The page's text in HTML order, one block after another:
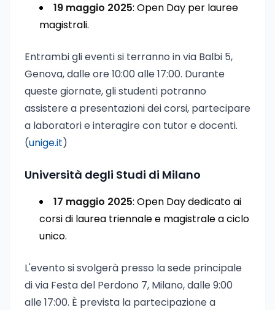
19 maggio 2025: Open Day per lauree
magistrali.
Entrambi gli eventi si terranno in via Balbi 5,
Genova, dalle ore 10:00 alle 17:00. Durante
queste giornate, gli studenti potranno
assistere a presentazioni dei corsi, partecipare
a laboratori e interagire con tutor e docenti.
(unige.it)
Università degli Studi di Milano
17 maggio 2025: Open Day dedicato ai
corsi di laurea triennale e magistrale a ciclo
unico.
L'evento si svolgerà presso la sede principale
di via Festa del Perdono 7, Milano, dalle 9:00
alle 17:00. È prevista la partecipazione a